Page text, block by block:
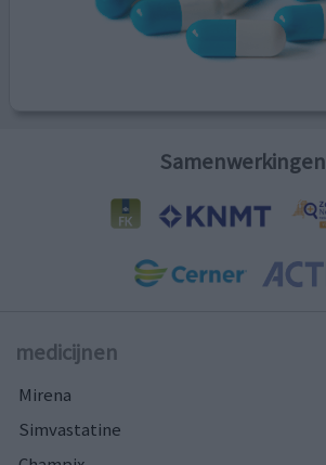
Samenwerkingen
medicijnen
Mirena
Simvastatine